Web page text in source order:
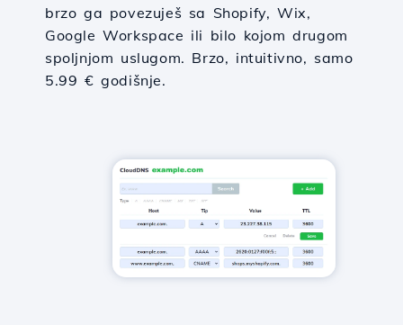
brzo ga povezuješ sa Shopify, Wix,
Google Workspace ili bilo kojom drugom
spoljnjom uslugom. Brzo, intuitivno, samo
5.99 € godišnje.